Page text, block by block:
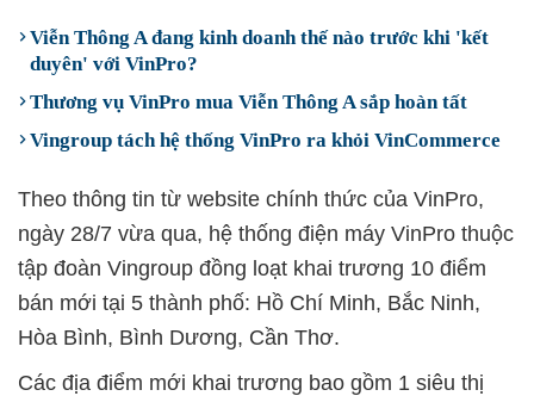
Viễn Thông A đang kinh doanh thế nào trước khi 'kết
duyên' với VinPro?
Thương vụ VinPro mua Viễn Thông A sắp hoàn tất
Vingroup tách hệ thống VinPro ra khỏi VinCommerce
Theo thông tin từ website chính thức của VinPro,
ngày 28/7 vừa qua, hệ thống điện máy VinPro thuộc
tập đoàn Vingroup đồng loạt khai trương 10 điểm
bán mới tại 5 thành phố: Hồ Chí Minh, Bắc Ninh,
Hòa Bình, Bình Dương, Cần Thơ.
Các địa điểm mới khai trương bao gồm 1 siêu thị